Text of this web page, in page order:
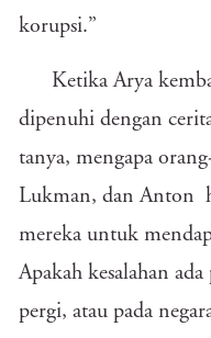
korupsi.”
Ketika Arya
dipenuhi dengan
tanya, mengapa
Lukman, dan Anton
mereka untuk
Apakah kesalahan
pergi, atau pada